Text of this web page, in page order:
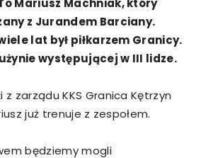
Mariusz Machniak, który
z Jurandem Barciany.
lat był piłkarzem Granicy.
występującej w III lidze.
z zarządu KKS Granica Kętrzyn
już trenuje z zespołem.
będziemy mogli